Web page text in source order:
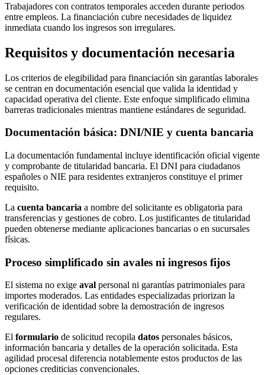
Trabajadores con contratos temporales acceden durante periodos
entre empleos. La financiación cubre necesidades de liquidez
inmediata cuando los ingresos son irregulares.
Requisitos y documentación necesaria
Los criterios de elegibilidad para financiación sin garantías laborales
se centran en documentación esencial que valida la identidad y
capacidad operativa del cliente. Este enfoque simplificado elimina
barreras tradicionales mientras mantiene estándares de seguridad.
Documentación básica: DNI/NIE y cuenta bancaria
La documentación fundamental incluye identificación oficial vigente
y comprobante de titularidad bancaria. El DNI para ciudadanos
españoles o NIE para residentes extranjeros constituye el primer
requisito.
La cuenta bancaria a nombre del solicitante es obligatoria para
transferencias y gestiones de cobro. Los justificantes de titularidad
pueden obtenerse mediante aplicaciones bancarias o en sucursales
físicas.
Proceso simplificado sin avales ni ingresos fijos
El sistema no exige aval personal ni garantías patrimoniales para
importes moderados. Las entidades especializadas priorizan la
verificación de identidad sobre la demostración de ingresos
regulares.
El formulario de solicitud recopila datos personales básicos,
información bancaria y detalles de la operación solicitada. Esta
agilidad procesal diferencia notablemente estos productos de las
opciones crediticias convencionales.